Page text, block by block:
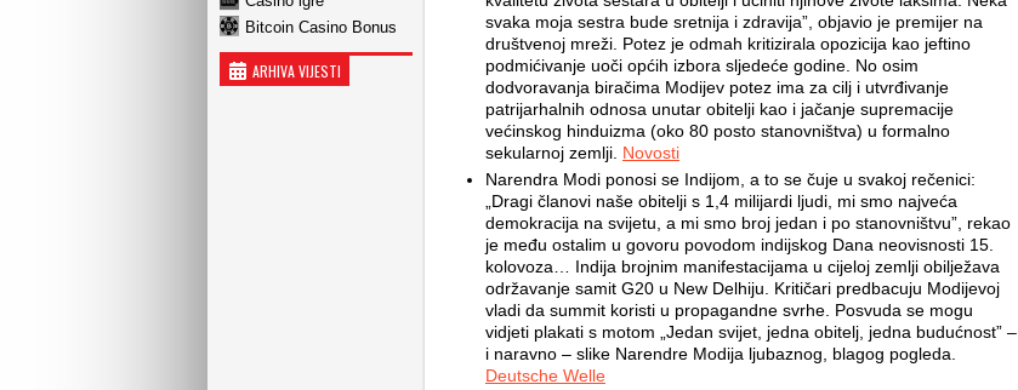
Bitcoin Casino Bonus
ARHIVA VIJESTI
svaka moja sestra bude sretnija i zdravija”, objavio je premijer na
društvenoj mreži. Potez je odmah kritizirala opozicija kao jeftino
podmićivanje uoči općih izbora sljedeće godine. No osim
dodvoravanja biračima Modijev potez ima za cilj i utvrđivanje
patrijarhalnih odnosa unutar obitelji kao i jačanje supremacije
većinskog hinduizma (oko 80 posto stanovništva) u formalno
sekularnoj zemlji. Novosti
Narendra Modi ponosi se Indijom, a to se čuje u svakoj rečenici:
„Dragi članovi naše obitelji s 1,4 milijardi ljudi, mi smo najveća
demokracija na svijetu, a mi smo broj jedan i po stanovništvu”, rekao
je među ostalim u govoru povodom indijskog Dana neovisnosti 15.
kolovoza… Indija brojnim manifestacijama u cijeloj zemlji obilježava
održavanje samit G20 u New Delhiju. Kritičari predbacuju Modijevoj
vladi da summit koristi u propagandne svrhe. Posvuda se mogu
vidjeti plakati s motom „Jedan svijet, jedna obitelj, jedna budućnost” –
i naravno – slike Narendre Modija ljubaznog, blagog pogleda.
Deutsche Welle